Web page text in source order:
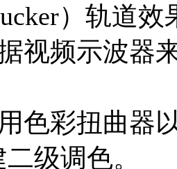
）轨道
视频示波器
色彩扭曲器
级调色。